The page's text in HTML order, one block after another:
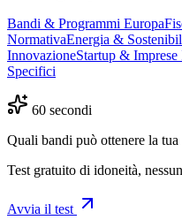
Bandi & Programmi Europa
NormativaEnergia &
InnovazioneStartup &
Specifici
60 secondi
Quali bandi può ottenere la tua
Test gratuito di idoneità,
Avvia il test